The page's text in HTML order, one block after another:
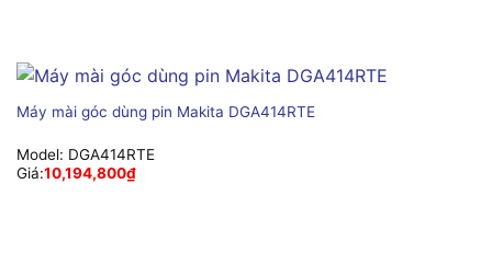
Máy mài góc dùng pin Makita DGA414RTE
Model: DGA414RTE
Giá:10,194,800₫